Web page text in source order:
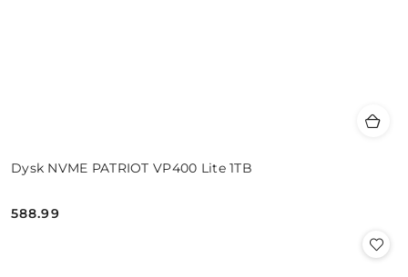
Dysk NVME PATRIOT VP400 Lite 1TB
Cena:
588.99